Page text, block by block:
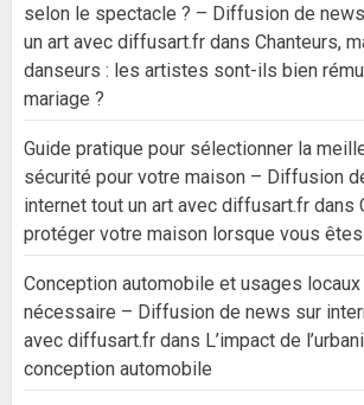
selon le spectacle ? – Diffusion de
un art avec diffusart.fr dans Chanteurs,
danseurs : les artistes sont-ils bien
mariage ?
Guide pratique pour sélectionner la
sécurité pour votre maison – Diffusion
internet tout un art avec diffusart.fr dans
protéger votre maison lorsque vous
Conception automobile et usages
nécessaire – Diffusion de news sur
avec diffusart.fr dans L’impact de
conception automobile